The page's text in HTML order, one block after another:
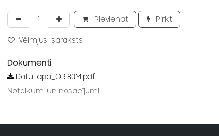
Pievienot Pirkt
Vēlmjus_saraksts
Dokumenti
Datu lapa_QR180M.pdf
Noteikumi un nosacījumi